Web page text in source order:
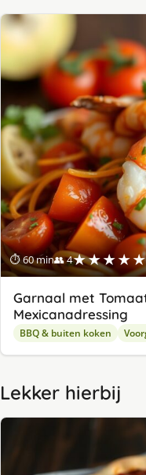
⏱ 60 min👥 4★★★★★
Garnaal met
Mexicanadressing
BBQ & buiten koken
Lekker hierbij